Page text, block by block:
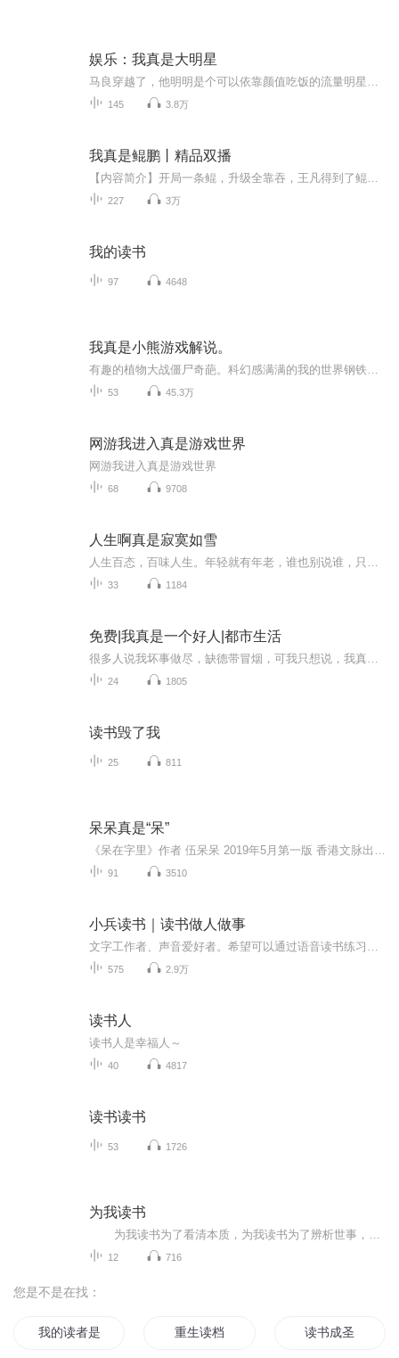
娱乐：我真是大明星
145 3.8万
我真是鲲鹏丨精品双播
227 3万
我的读书
97 4648
我真是小熊游戏解说。
53 45.3万
网游我进入真是游戏世界
网游我进入真是游戏世界
68 9708
人生啊真是寂寞如雪
33 1184
免费|我真是一个好人|都市生活
24 1805
读书毁了我
25 811
呆呆真是“呆”
91 3510
小兵读书｜读书做人做事
575 2.9万
读书人
读书人是幸福人～
40 4817
读书读书
53 1726
为我读书
12 716
您是不是在找：
我的读者是神仙 重生读档 读书成圣